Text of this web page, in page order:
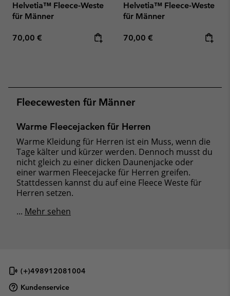
Helvetia™ Fleece-Weste
für Männer
Regular price:
70,00 €
Helvetia™ Fleece-Weste
für Männer
Regular price:
70,00 €
Fleecewesten für Männer
Warme Fleecejacken für Herren
Warme Kleidung für Herren ist ein Muss, wenn die
Tage kälter und kürzer werden. Dennoch musst du
nicht gleich zu einer dicken Daunenjacke oder
einer warmen Fleecejacke für Herren greifen.
Stattdessen kannst du auf eine Fleece Weste für
Herren setzen.
... Mehr sehen
(+)498912081004
Kundenservice